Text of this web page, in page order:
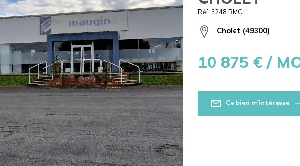
Réf. 3248 BMC
Cholet (49300)
10 875 € /
Ce bien m'intéresse